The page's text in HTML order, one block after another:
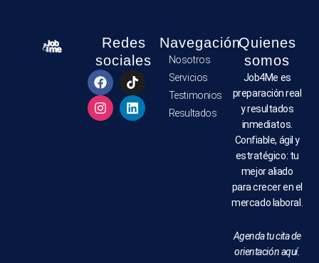
Redes
sociales
F
a
c
e
T
i
k
t
I
n
s
t
L
i
n
k
Navegación
Nosotros
Servicios
Testimonios
Resultados
Quienes
somos
Job4Me es
preparación real
y resultados
inmediatos.
Confiable, ágil y
estratégico: tu
mejor aliado
para crecer en el
mercado laboral.
Agenda tu cita de
orientación aquí.